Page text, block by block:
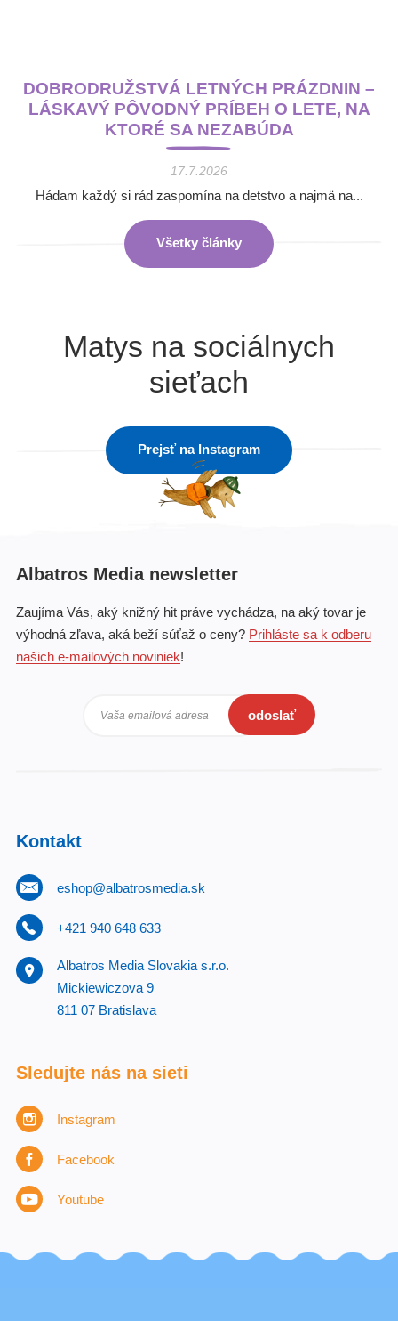
DOBRODRUŽSTVÁ LETNÝCH PRÁZDNIN –
LÁSKAVÝ PÔVODNÝ PRÍBEH O LETE, NA
KTORÉ SA NEZABÚDA
17.7.2026
Hádam každý si rád zaspomína na detstvo a najmä na...
Všetky články
Matys na sociálnych
sieťach
Prejsť na Instagram
Albatros Media newsletter
Zaujíma Vás, aký knižný hit práve vychádza, na aký tovar je
výhodná zľava, aká beží súťaž o ceny? Prihláste sa k odberu
našich e-mailových noviniek!
Vaša emailová adresa odoslať
Kontakt
eshop@albatrosmedia.sk
+421 940 648 633
Albatros Media Slovakia s.r.o.
Mickiewiczova 9
811 07 Bratislava
Sledujte nás na sieti
Instagram
Facebook
Youtube